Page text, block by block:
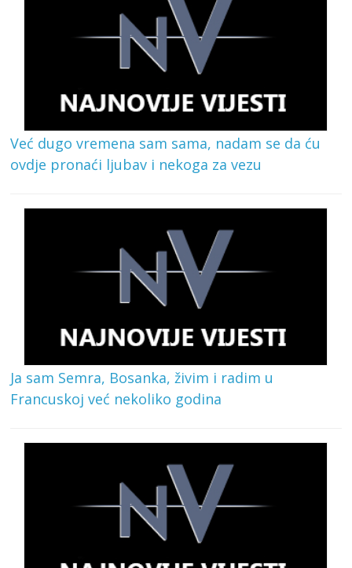
Već dugo vremena sam sama, nadam se da ću
ovdje pronaći ljubav i nekoga za vezu
Ja sam Semra, Bosanka, živim i radim u
Francuskoj već nekoliko godina